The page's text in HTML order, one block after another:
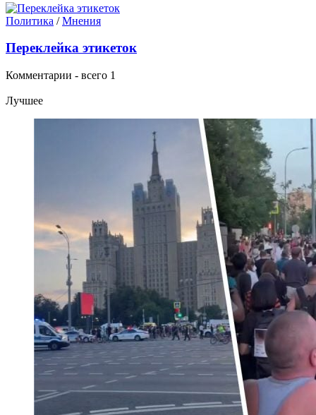
Политика /Мнения
Переклейка этикеток
Комментарии - всего 1
Лучшее